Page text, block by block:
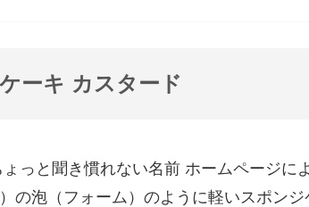
ーキ カスタード
っと聞き慣れない名前 ホームページに
の泡（フォーム）のように軽いスポンジ